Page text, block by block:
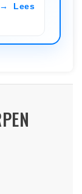
Lees